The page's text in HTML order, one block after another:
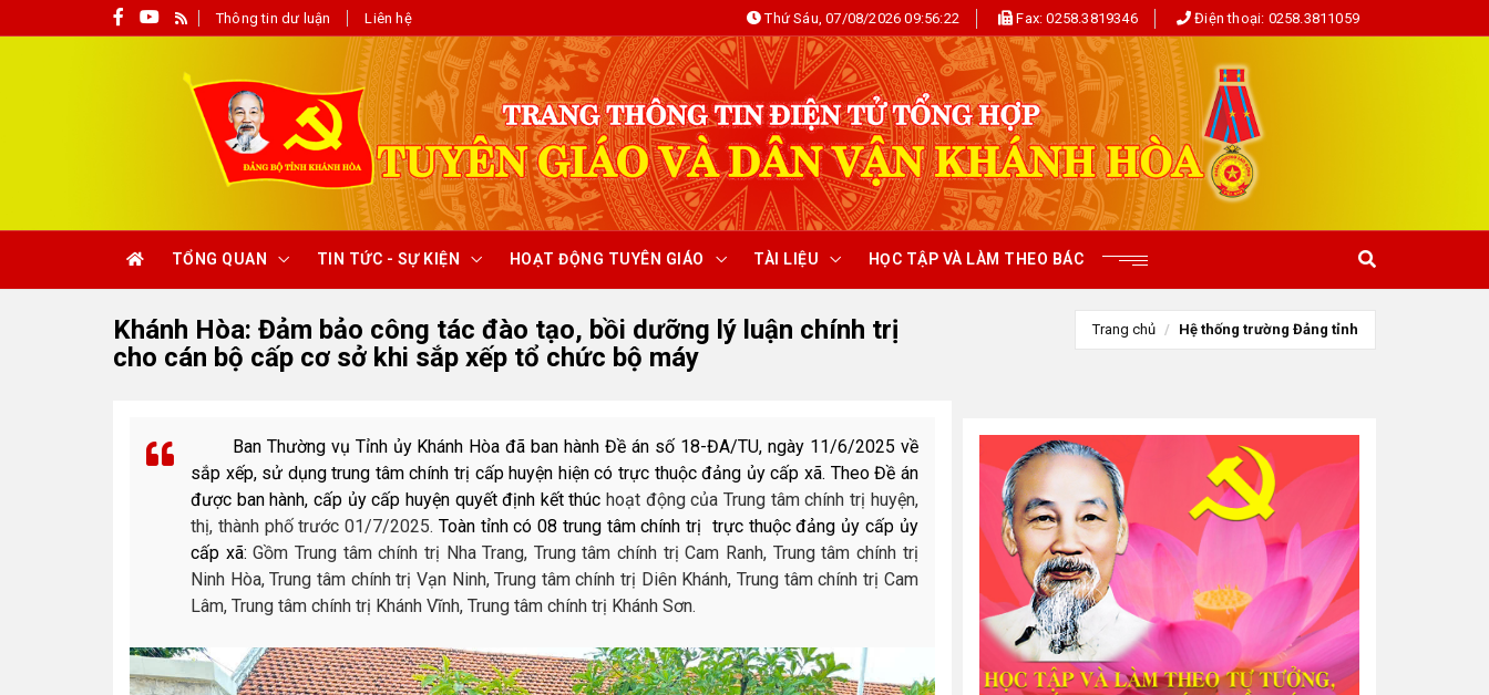
Thông tin dư luận Liên hệ Thứ Sáu, 07/08/2026 09:56:22 Fax:0258.3819346 Điện thoại: 0258.3811059
TỔNG QUAN TIN TỨC - SỰ KIỆN HOẠT ĐỘNG TUYÊN GIÁO TÀI LIỆU HỌC TẬP VÀ LÀM THEO BÁC
Khánh Hòa: Đảm bảo công tác đào tạo, bồi dưỡng lý luận chính trị
cho cán bộ cấp cơ sở khi sắp xếp tổ chức bộ máy
Trang chủ Hệ thống trường Đảng tỉnh
Ban Thường vụ Tỉnh ủy Khánh Hòa đã ban hành Đề án số 18-ĐA/TU, ngày 11/6/2025 về
sắp xếp, sử dụng trung tâm chính trị cấp huyện hiện có trực thuộc đảng ủy cấp xã. Theo Đề án
được ban hành, cấp ủy cấp huyện quyết định kết thúchoạt động của Trung tâm chính trị huyện,
thị, thành phố trước 01/7/2025. Toàn tỉnh có 08 trung tâm chính trị trực thuộc đảng ủy cấp ủy
cấp xã:Gồm Trung tâm chính trị Nha Trang, Trung tâm chính trị Cam Ranh, Trung tâm chính trị
Ninh Hòa, Trung tâm chính trị Vạn Ninh, Trung tâm chính trị Diên Khánh, Trung tâm chính trị Cam
Lâm, Trung tâm chính trị Khánh Vĩnh, Trung tâm chính trị Khánh Sơn.